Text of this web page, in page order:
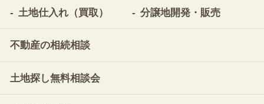
土地仕入れ（買取）
分譲地開発・販売
不動産の相続相談
土地探し無料相談会